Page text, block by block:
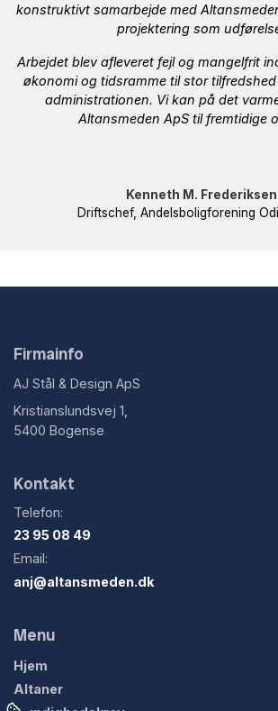
konstruktivt samarbejde med
projektering som
Arbejdet blev afleveret fejl og mangelfrit
økonomi og tidsramme til stor
administrationen. Vi kan på det
Altansmeden ApS til fremtidige
Kenneth M. Frederiksen
Driftschef, Andelsboligforening
Firmainfo
AJ Stål & Design ApS
Kristianslundsvej 1,
5400 Bogense
Kontakt
Telefon:
23 95 08 49
Email:
anj@altansmeden.dk
Menu
Hjem
Altaner